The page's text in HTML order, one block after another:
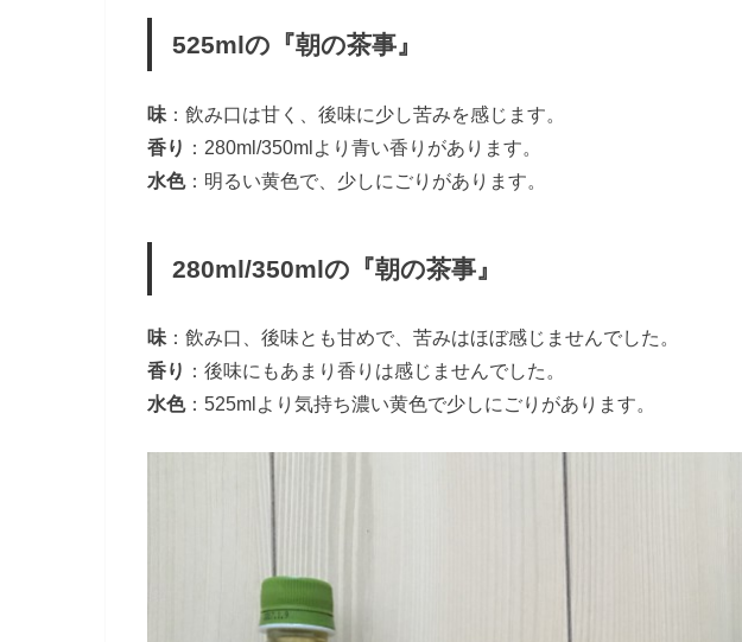
525mlの『朝の茶事』
味 ：飲み口は甘く、後味に少し苦みを感じます。
香り ：280ml/350mlより青い香りがあります。
水色 ：明るい黄色で、少しにごりがあります。
280ml/350mlの『朝の茶事』
味 ：飲み口、後味とも甘めで、苦みはほぼ感じませんでした。
香り ：後味にもあまり香りは感じませんでした。
水色：525mlより気持ち濃い黄色で少しにごりがあります。